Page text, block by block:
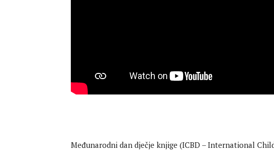
Međunarodni dan dječje knjige (ICBD – International